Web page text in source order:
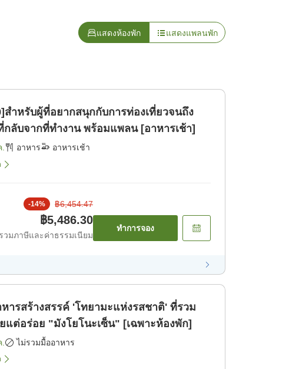
แสดงห้องพัก แสดงแพลนพัก
สำหรับผู้ที่อยากสนุกกับการท่องเที่ยวจนถึง
ลับจากที่ทำงาน พร้อมแพลน [อาหารเช้า]
. อาหาร อาหารเช้า
-14% ฿6,454.47
฿5,486.30
รวมภาษีและค่าธรรมเนียม
ทำการจอง
ารสร้างสรรค์ 'โทยามะแห่งรสชาติ' ที่รวม
ต่อร่อย "มังโยโนะเซ็น" [เฉพาะห้องพัก]
. ไม่รวมมื้ออาหาร